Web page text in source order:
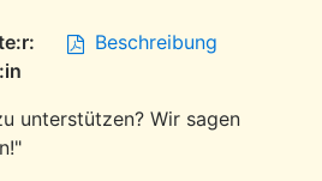
Beschreibung
unterstützen? Wir sagen